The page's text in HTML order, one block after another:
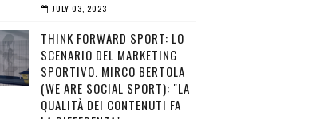
JULY 03, 2023
THINK FORWARD SPORT: LO
SCENARIO DEL MARKETING
SPORTIVO. MIRCO BERTOLA
(WE ARE SOCIAL SPORT): "LA
QUALITÀ DEI CONTENUTI FA